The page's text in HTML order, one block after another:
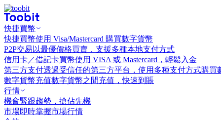
快捷買幣
快捷買幣使用 Visa/Mastercard 購買數字貨幣
P2P交易 以最優價格買賣，支援多種本地支付方式
信用卡／借記卡買幣使用 VISA 或 Mastercard，輕鬆入金
第三方支付透過受信任的第三方平台，使用多種支付方式購買
數字貨幣充值數字貨幣之間充值，快速到賬
行情
機會緊跟趨勢，搶佔先機
市場即時掌握市場行情